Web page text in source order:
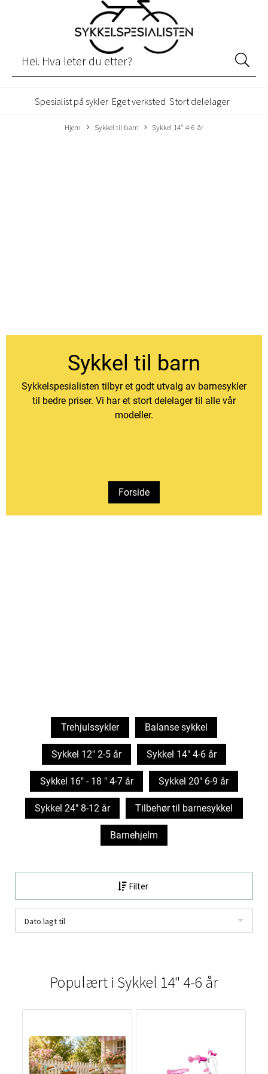
Spesialist på sykler Eget verksted Stort delelager
Hjem Sykkel til barn Sykkel 14" 4-6 år
Sykkel til barn
Sykkelspesialisten tilbyr et godt utvalg av barnesykler
til bedre priser. Vi har et stort delelager til alle vår
modeller.
Forside
Trehjulssykler Balanse sykkel
Sykkel 12" 2-5 år Sykkel 14" 4-6 år
Sykkel 16" - 18 " 4-7 år Sykkel 20" 6-9 år
Sykkel 24" 8-12 år Tilbehør til barnesykkel
Barnehjelm
Filter
Dato lagt til
Populært i Sykkel 14" 4-6 år